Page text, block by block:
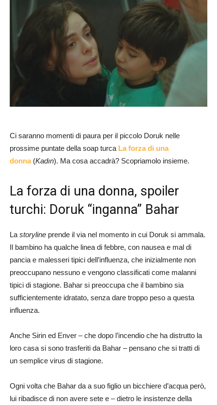
Ci saranno momenti di paura per il piccolo Doruk nelle
prossime puntate della soap turca La forza di una
donna(Kadın). Ma cosa accadrà? Scopriamolo insieme.
La forza di una donna, spoiler
turchi: Doruk “inganna” Bahar
La storyline prende il via nel momento in cui Doruk si ammala.
Il bambino ha qualche linea di febbre, con nausea e mal di
pancia e malesseri tipici dell’influenza, che inizialmente non
preoccupano nessuno e vengono classificati come malanni
tipici di stagione. Bahar si preoccupa che il bambino sia
sufficientemente idratato, senza dare troppo peso a questa
influenza.
Anche Sirin ed Enver – che dopo l’incendio che ha distrutto la
loro casa si sono trasferiti da Bahar – pensano che si tratti di
un semplice virus di stagione.
Ogni volta che Bahar da a suo figlio un bicchiere d’acqua però,
lui ribadisce di non avere sete e – dietro le insistenze della